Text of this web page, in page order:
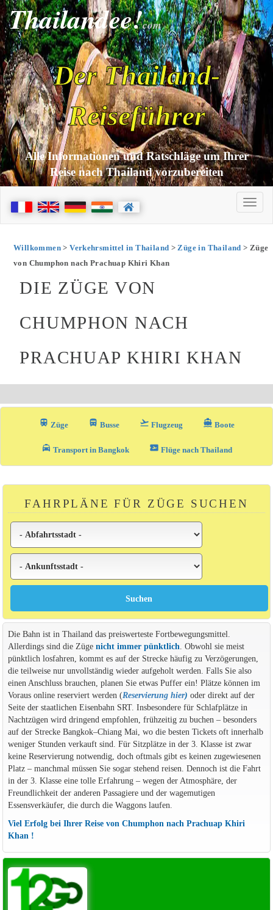
Thailandee!com
Der Thailand-
Reiseführer
Alle Informationen und Ratschläge um Ihrer
Reise nach Thailand vorzubereiten
Willkommen>Verkehrsmittel in Thailand >Züge in Thailand > Züge
von Chumphon nach Prachuap Khiri Khan
DIE ZÜGE VON
CHUMPHON NACH
PRACHUAP KHIRI KHAN
train Züge directions_bus_filled Busse flight_takeoff Flugzeug directions_boat Boote
local_taxi Transport in Bangkok airplane_ticket Flüge nach Thailand
FAHRPLÄNE FÜR ZÜGE SUCHEN
Die Bahn ist in Thailand das preiswerteste Fortbewegungsmittel.
Allerdings sind die Züge nicht immer pünktlich . Obwohl sie meist
pünktlich losfahren, kommt es auf der Strecke häufig zu Verzögerungen,
die teilweise nur unvollständig wieder aufgeholt werden. Falls Sie also
einen Anschluss brauchen, planen Sie etwas Puffer ein! Plätze können im
Voraus online reserviert werden (Reservierung hier) oder direkt auf der
Seite der staatlichen Eisenbahn SRT. Insbesondere für Schlafplätze in
Nachtzügen wird dringend empfohlen, frühzeitig zu buchen – besonders
auf der Strecke Bangkok–Chiang Mai, wo die besten Tickets oft innerhalb
weniger Stunden verkauft sind. Für Sitzplätze in der 3. Klasse ist zwar
keine Reservierung notwendig, doch oftmals gibt es keinen zugewiesenen
Platz – manchmal müssen Sie sogar stehend reisen. Dennoch ist die Fahrt
in der 3. Klasse eine tolle Erfahrung – wegen der Atmosphäre, der
Freundlichkeit der anderen Passagiere und der wagemutigen
Essensverkäufer, die durch die Waggons laufen.
Viel Erfolg bei Ihrer Reise von Chumphon nach Prachuap Khiri
Khan !